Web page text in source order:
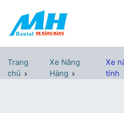
nội
Xe Nâng Hàng MH Rental
Trang
chủ
Xe Nâng
Hàng
Xe
tính